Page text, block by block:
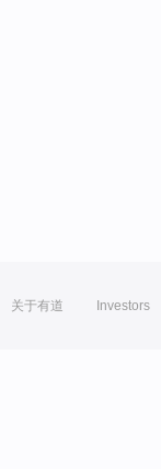
关于有道 Investors